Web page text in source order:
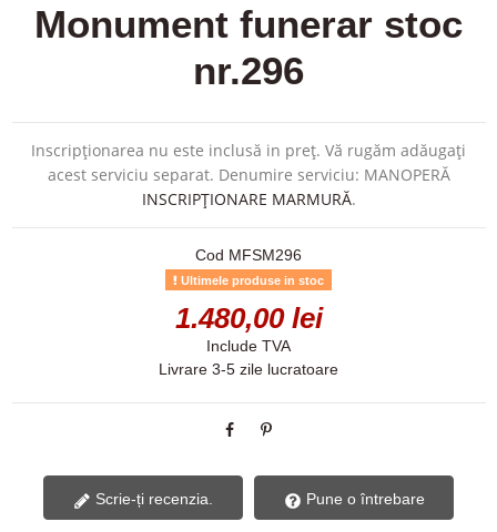
Monument funerar stoc
nr.296
Inscripționarea nu este inclusă in preț. Vă rugăm adăugați
acest serviciu separat. Denumire serviciu: MANOPERĂ
INSCRIPȚIONARE MARMURĂ.
Cod MFSM296
Ultimele produse in stoc
1.480,00 lei
Include TVA
Livrare 3-5 zile lucratoare
Scrie-ți recenzia. Pune o întrebare